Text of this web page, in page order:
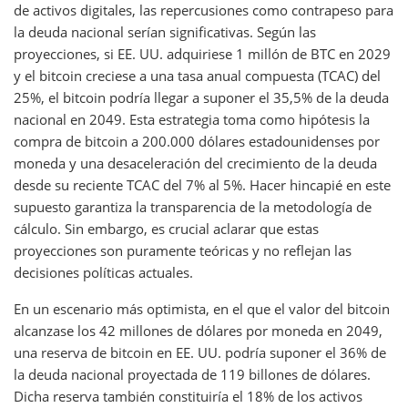
de activos digitales, las repercusiones como contrapeso para
la deuda nacional serían significativas. Según las
proyecciones, si EE. UU. adquiriese 1 millón de BTC en 2029
y el bitcoin creciese a una tasa anual compuesta (TCAC) del
25%, el bitcoin podría llegar a suponer el 35,5% de la deuda
nacional en 2049. Esta estrategia toma como hipótesis la
compra de bitcoin a 200.000 dólares estadounidenses por
moneda y una desaceleración del crecimiento de la deuda
desde su reciente TCAC del 7% al 5%. Hacer hincapié en este
supuesto garantiza la transparencia de la metodología de
cálculo. Sin embargo, es crucial aclarar que estas
proyecciones son puramente teóricas y no reflejan las
decisiones políticas actuales.
En un escenario más optimista, en el que el valor del bitcoin
alcanzase los 42 millones de dólares por moneda en 2049,
una reserva de bitcoin en EE. UU. podría suponer el 36% de
la deuda nacional proyectada de 119 billones de dólares.
Dicha reserva también constituiría el 18% de los activos